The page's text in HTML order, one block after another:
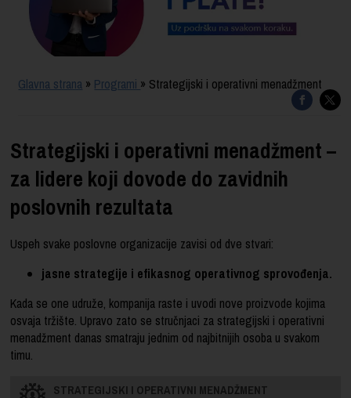
UČENJE NA DALJINU
SERTIFIKACIJA
Glavna strana » Programi » Strategijski i operativni menadžment
Strategijski i operativni menadžment –
za lidere koji dovode do zavidnih
poslovnih rezultata
Uspeh svake poslovne organizacije zavisi od dve stvari:
jasne strategije i efikasnog operativnog sprovođenja.
Kada se one udruže, kompanija raste i uvodi nove proizvode kojima
osvaja tržište. Upravo zato se stručnjaci za strategijski i operativni
menadžment danas smatraju jednim od najbitnijih osoba u svakom
timu.
STRATEGIJSKI I OPERATIVNI MENADŽMENT